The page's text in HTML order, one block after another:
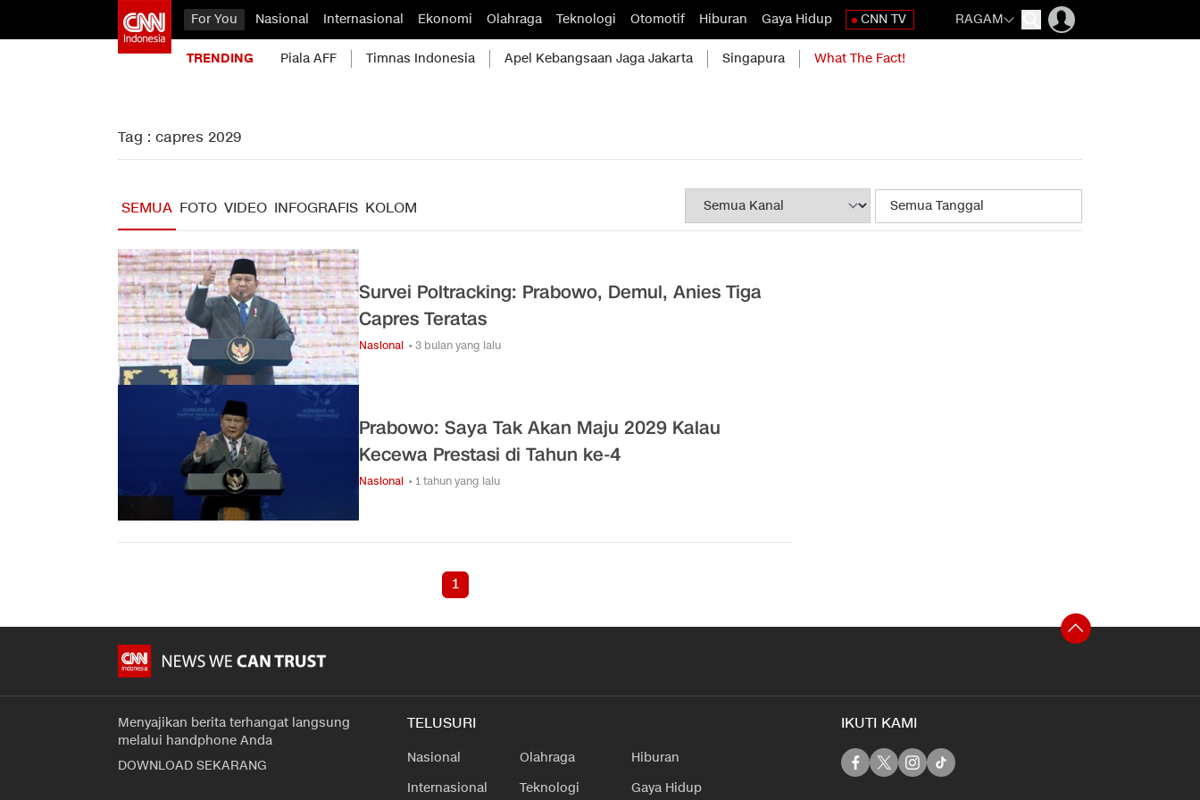
For You Nasional Internasional Ekonomi Olahraga Teknologi Otomotif Hiburan Gaya Hidup CNN TV RAGAM
TRENDING Piala AFF Timnas Indonesia Apel Kebangsaan Jaga Jakarta Singapura What The Fact!
Tag : capres 2029
SEMUA FOTO VIDEO INFOGRAFIS KOLOM
Survei Poltracking: Prabowo, Demul, Anies Tiga
Capres Teratas
Nasional • 3 bulan yang lalu
Prabowo: Saya Tak Akan Maju 2029 Kalau
Kecewa Prestasi di Tahun ke-4
Nasional • 1 tahun yang lalu
1
Menyajikan berita terhangat langsung
melalui handphone Anda
DOWNLOAD SEKARANG
TELUSURI
Nasional
Internasional
Olahraga
Teknologi
Hiburan
Gaya Hidup
IKUTI KAMI